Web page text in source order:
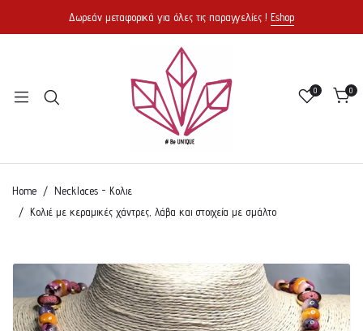
Δωρεάν μεταφορικά για όλες τις παραγγελίες ! Eshop
0 0
Home
Necklaces - Κολιε
Κολιέ με κεραμικές χάντρες, λάβα και στοιχεία με σμάλτο